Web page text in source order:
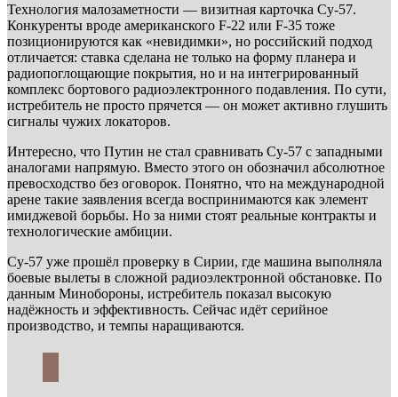
Технология малозаметности — визитная карточка Су-57.
Конкуренты вроде американского F-22 или F-35 тоже
позиционируются как «невидимки», но российский подход
отличается: ставка сделана не только на форму планера и
радиопоглощающие покрытия, но и на интегрированный
комплекс бортового радиоэлектронного подавления. По сути,
истребитель не просто прячется — он может активно глушить
сигналы чужих локаторов.
Интересно, что Путин не стал сравнивать Су-57 с западными
аналогами напрямую. Вместо этого он обозначил абсолютное
превосходство без оговорок. Понятно, что на международной
арене такие заявления всегда воспринимаются как элемент
имиджевой борьбы. Но за ними стоят реальные контракты и
технологические амбиции.
Су-57 уже прошёл проверку в Сирии, где машина выполняла
боевые вылеты в сложной радиоэлектронной обстановке. По
данным Минобороны, истребитель показал высокую
надёжность и эффективность. Сейчас идёт серийное
производство, и темпы наращиваются.